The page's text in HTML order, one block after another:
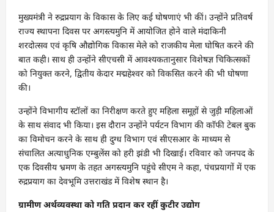
मुख्यमंत्री ने रुद्रप्रयाग के विकास के लिए कई घोषणाएं भी कीं। उन्होंने प्रतिवर्ष
राज्य स्थापना दिवस पर अगस्त्यमुनि में आयोजित होने वाले मंदाकिनी
शरदोत्सव एवं कृषि औद्योगिक विकास मेले को राजकीय मेला घोषित करने की
बात कही। साथ ही उन्होंने सीएचसी में आवश्यकतानुसार विशेषज्ञ चिकित्सकों
को नियुक्त करने, द्वितीय केदार मद्महेश्वर को विकसित करने की भी घोषणा
की।
उन्होंने विभागीय स्टॉलों का निरीक्षण करते हुए महिला समूहों से जुड़ी महिलाओं
के साथ संवाद भी किया। इस दौरान उन्होंने पर्यटन विभाग की काॅफी टेबल बुक
का विमोचन करने के साथ ही दुग्ध विभाग एवं सीएसआर के माध्यम से
संचालित अत्याधुनिक एम्बुलेंस को हरी झंडी भी दिखाई। रविवार को जनपद के
एक दिवसीय भ्रमण के तहत अगस्त्यमुनि पहुंचे सीएम ने कहा, पंचप्रयागों में एक
रुद्रप्रयाग का देवभूमि उत्तराखंड में विशेष स्थान है।
ग्रामीण अर्थव्यवस्था को गति प्रदान कर रहीं कुटीर उद्योग